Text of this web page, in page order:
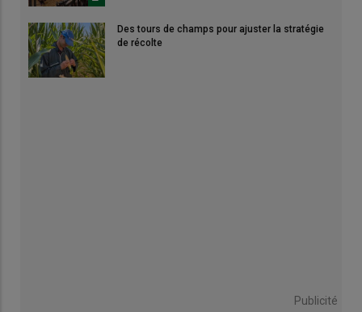
Des tours de champs pour ajuster la stratégie
de récolte
Publicité